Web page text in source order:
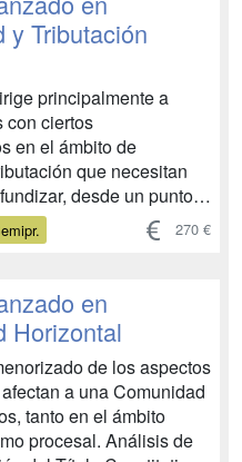
y Tributación
principalmente a
con ciertos
en el ámbito de
que necesitan
desde un punto
en la gestión del área
y negocios, en el
impuestas por la
ges...
270 €
en
Horizontal
de los aspectos
a una Comunidad
tanto en el ámbito
procesal. Análisis de